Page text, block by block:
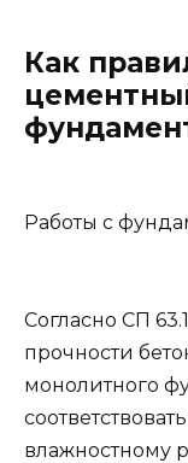
Как
Работы с
Согласно СП
прочности
монолитного
влажностному